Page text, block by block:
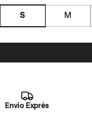
S M
Envío Exprés